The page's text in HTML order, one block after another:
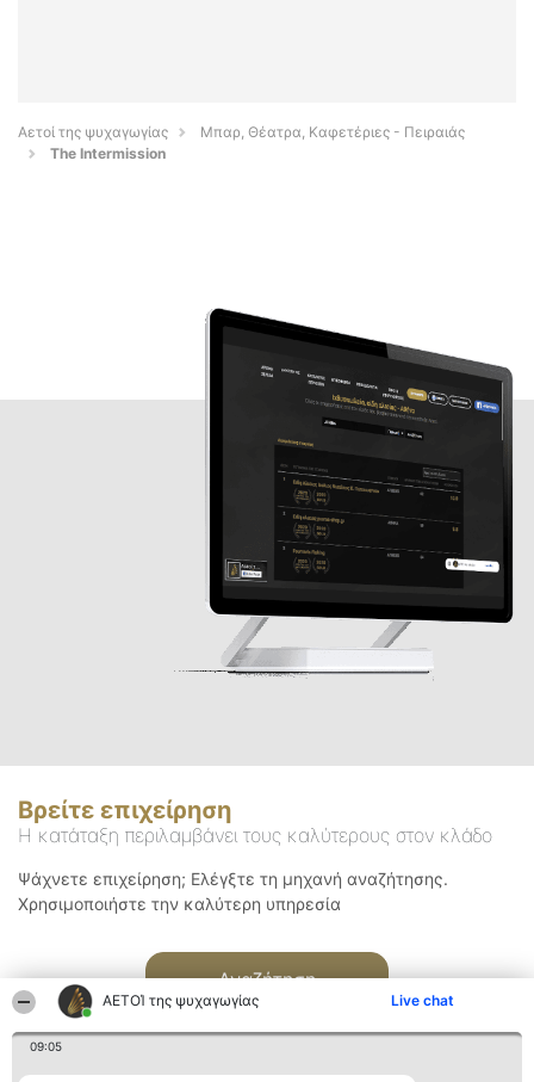
ΑΕΤΟΊ της ψυχαγωγίας Live chat
09:05
Αετοί της ψυχαγωγίας
Μπαρ, Θέατρα, Καφετέριες - Πειραιάς
The Intermission
Βρείτε επιχείρηση
Η κατάταξη περιλαμβάνει τους καλύτερους στον κλάδο
Ψάχνετε επιχείρηση; Ελέγξτε τη μηχανή αναζήτησης.
Χρησιμοποιήστε την καλύτερη υπηρεσία
Αναζήτηση